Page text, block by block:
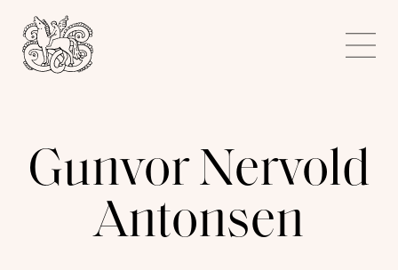
Kunstnerforbundet
Gunvor Nervold
Antonsen